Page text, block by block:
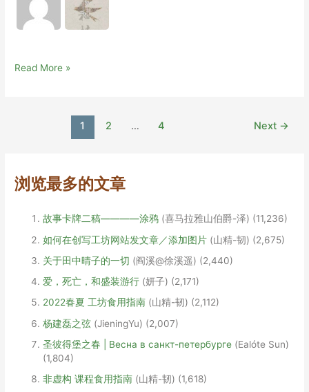
可
Read More »
1 2 … 4 Next →
浏览最多的文章
故事卡牌二稿————涂鸦 (喜马拉雅山伯爵-泽) (11,236)
如何在创写工坊网站发文章／添加图片 (山精-韧) (2,675)
关于田中晴子的一切 (阎溪@徐溪遥) (2,440)
爱，死亡，和盛装游行 (妍子) (2,171)
2022春夏 工坊食用指南 (山精-韧) (2,112)
杨建磊之弦 (JieningYu) (2,007)
圣彼得堡之春 | Весна в санкт-петербурге (Ealóte Sun)
(1,804)
非虚构 课程食用指南 (山精-韧) (1,618)